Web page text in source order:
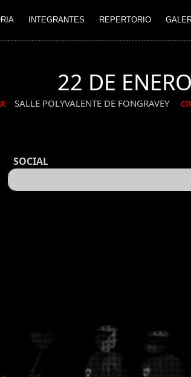
INTEGRANTES REPERTORIO
22 DE
SALLE POLYVALENTE DE FONGRAVEY
SOCIAL